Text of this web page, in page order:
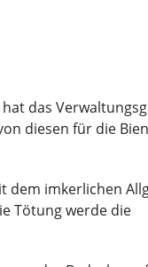
das
diesen für die
dem imkerlichen
Tötung werde die